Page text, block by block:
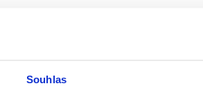
Souhlas
dohody podle objemu práce
kolektiv Pokud hledáte
dlouhodobé agendy, může to